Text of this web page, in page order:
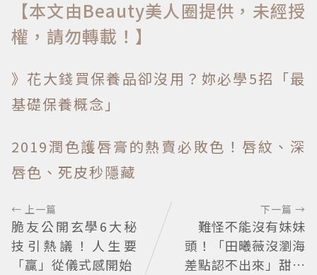
【本文由Beauty美人圈提供，未經授
權，請勿轉載！】
》花大錢買保養品卻沒用？妳必學5招「最
基礎保養概念」
2019潤色護唇膏的熱賣必敗色！唇紋、深
唇色、死皮秒隱藏
← 上一篇
脆友公開玄學6大秘
技引熱議！人生要
「贏」從儀式感開始
下一篇 →
難怪不能沒有妹妹
頭！「田曦薇沒瀏海
差點認不出來」甜妹